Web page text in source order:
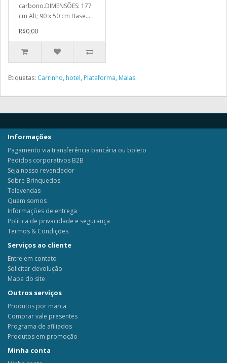
carbono.DIMENSÕES: 177
cm Alt; 90 x 50 cm Base...
R$0,00
Etiquetas: Carrinho, hotel, Plataforma, Malas
Informações
Pagamento via transferência bancária ou boleto
Pedidos corporativos B2B
Seja nosso revendedor
Sobre Brinquedos
Televendas
Quem somos
Informações de entrega
Política de privacidade e segurança
Termos & Condições
Serviços ao cliente
Entre em contato
Solicitar devolução
Mapa do site
Outros serviços
Produtos por marca
Comprar vale presentes
Programa de afiliados
Produtos em promoção
Minha conta